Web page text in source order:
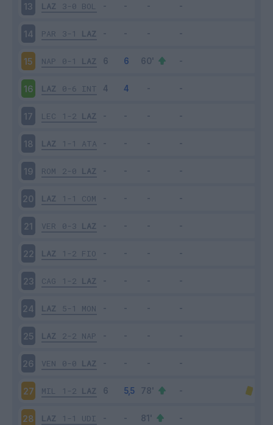
13 LAZ 3-0 BOL
14 PAR 3-1 LAZ
15 NAP 0-1 LAZ
16 LAZ 0-6 INT
17 LEC 1-2 LAZ
18 LAZ 1-1 ATA
19 ROM 2-0 LAZ
20 LAZ 1-1 COM
21 VER 0-3 LAZ
22 LAZ 1-2 FIO
23 CAG 1-2 LAZ
24 LAZ 5-1 MON
25 LAZ 2-2 NAP
26 VEN 0-0 LAZ
27 MIL 1-2 LAZ
28 LAZ 1-1 UDI